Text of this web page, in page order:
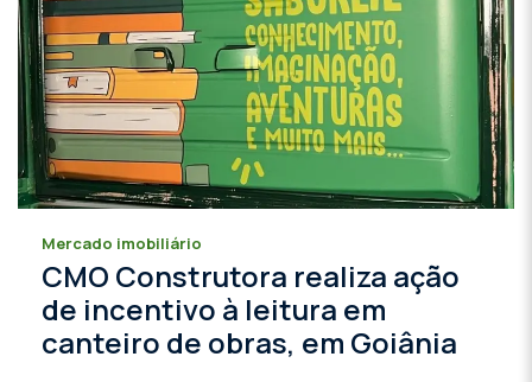
Mercado imobiliário
CMO Construtora realiza ação
de incentivo à leitura em
canteiro de obras, em Goiânia